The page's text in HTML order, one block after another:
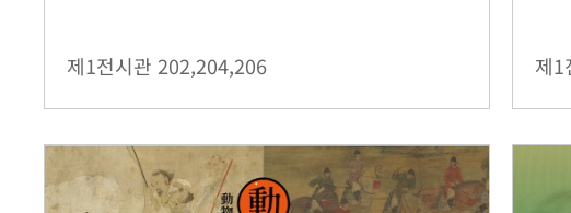
제1전시관 202,204,206 제1